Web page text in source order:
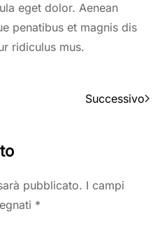
eget dolor. Aenean
penatibus et magnis dis
ridiculus mus.
Successivo
pubblicato. I campi
*